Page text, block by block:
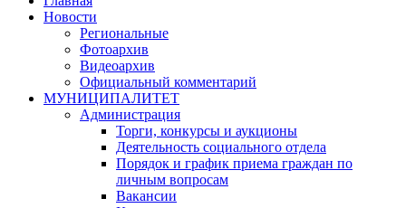
Новости
Региональные
Фотоархив
Видеоархив
Официальный комментарий
МУНИЦИПАЛИТЕТ
Администрация
Торги, конкурсы и аукционы
Деятельность социального отдела
Порядок и график приема граждан по
личным вопросам
Вакансии